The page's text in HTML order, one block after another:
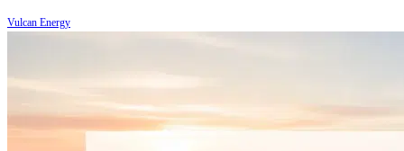
Vulcan Energy